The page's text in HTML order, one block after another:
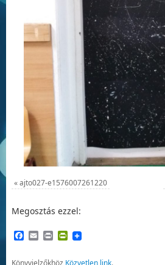
«ajto027-e1576007261220
Megosztás ezzel:
Facebook
EmailPrintPrintFriendly